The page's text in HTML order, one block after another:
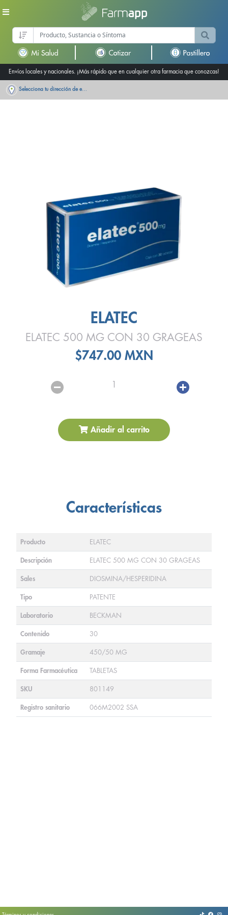
Envíos locales y nacionales. ¡Más rápido que en cualquier otra farmacia que conozcas!
Selecciona tu dirección de entrega
ELATEC
ELATEC 500 MG CON 30 GRAGEAS
$747.00 MXN
1
Añadir al carrito
Características
Producto ELATEC
Descripción ELATEC 500 MG CON 30 GRAGEAS
Sales DIOSMINA/HESPERIDINA
Tipo PATENTE
Laboratorio BECKMAN
Contenido 30
Gramaje 450/50 MG
Forma Farmacéutica TABLETAS
SKU 801149
Registro sanitario 066M2002 SSA